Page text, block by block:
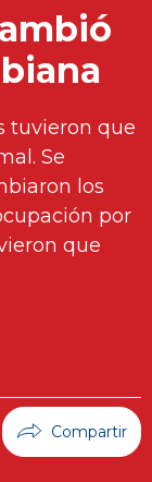
tuvieron que
Se
los
por
que